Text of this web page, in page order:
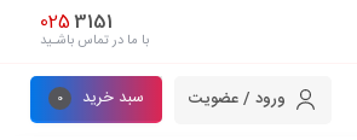
3151
025
با ما در تماس باشـید
ورود / عضویت سبد خرید 0